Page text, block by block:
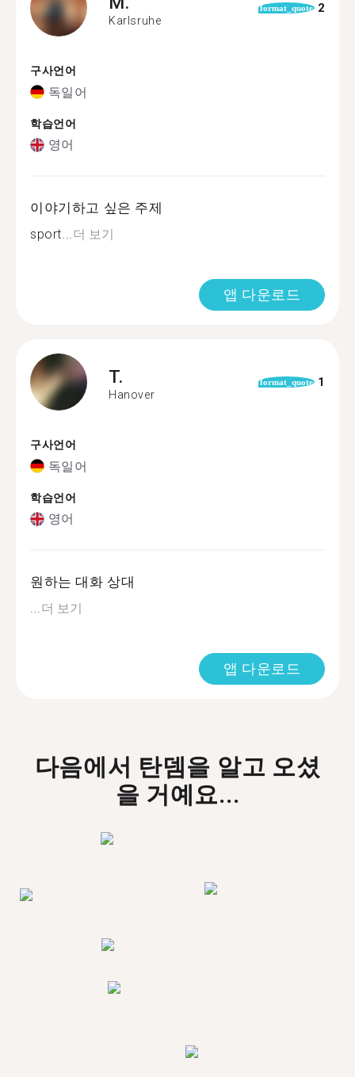
Karlsruhe
format_quote 2
구사언어
독일어
학습언어
영어
이야기하고 싶은 주제
sport...더 보기
앱 다운로드
T.
Hanover
format_quote 1
구사언어
독일어
학습언어
영어
원하는 대화 상대
...더 보기
앱 다운로드
다음에서 탄뎀을 알고 오셨
을 거예요...